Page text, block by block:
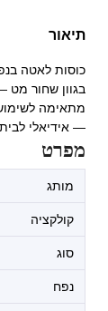
תיאור
בגוון שחור מט
— אידיאלי
מפרט
מותג
קולקציה
סוג
נפח